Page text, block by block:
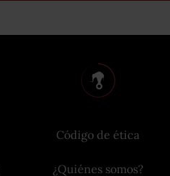
Código de ética
¿Quiénes somos?